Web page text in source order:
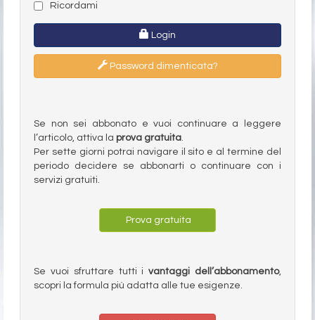
Ricordami
Login
Password dimenticata?
Se non sei abbonato e vuoi continuare a leggere
l’articolo, attiva la prova gratuita.
Per sette giorni potrai navigare il sito e al termine del
periodo decidere se abbonarti o continuare con i
servizi gratuiti.
Prova gratuita
Se vuoi sfruttare tutti ivantaggi dell’abbonamento,
scopri la formula più adatta alle tue esigenze.